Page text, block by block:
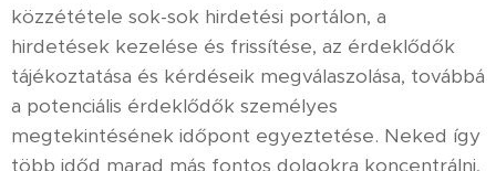
közzététele sok-sok hirdetési portálon, a
hirdetések kezelése és frissítése, az érdeklődők
tájékoztatása és kérdéseik megválaszolása, továbbá
a potenciális érdeklődők személyes
megtekintésének időpont egyeztetése. Neked így
több időd marad más fontos dolgokra koncentrálni,